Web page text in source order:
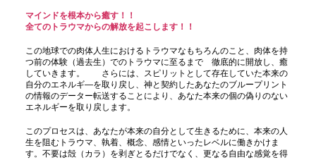
マインドを根本から癒す！！
全てのトラウマからの解放を起こします！！
この地球での肉体人生におけるトラウマなもちろんのこと、肉体を持
つ前の体験（過去生）でのトラウマに至るまで 徹底的に開放し、癒
していきます。 さらには、スピリットとして存在していた本来の
自分のエネルギ―を取り戻し、神と契約したあなたのブループリント
の情報のデーター転送することにより、あなた本来の個の偽りのない
エネルギーを取り戻します。
このプロセスは、あなたが本来の自分として生きるために、本来の人
生を阻むトラウマ、執着、概念、感情といったレベルに働きかけま
す。不要は殻（カラ）を剥ぎとるだけでなく、更なる自由な感覚を得